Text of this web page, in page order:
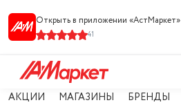
Открыть в приложении «АстМарке‪т‬»
41
АКЦИИ МАГАЗИНЫ БРЕНДЫ